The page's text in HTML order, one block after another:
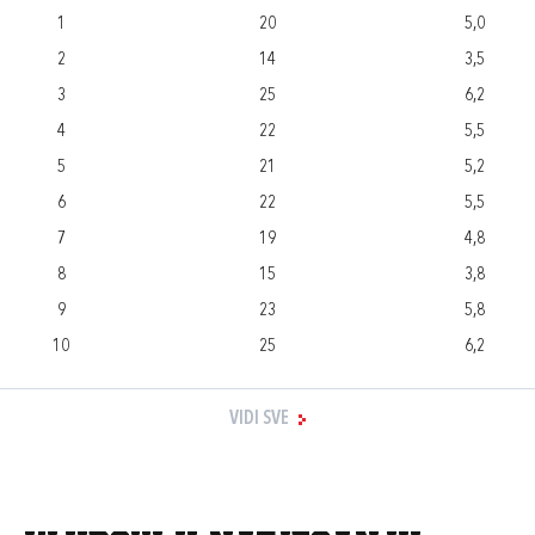
1 20
5,0
2
14
3,5
3
25
6,2
4
22
5,5
5
21
5,2
6
22
5,5
7
19
4,8
8
15
3,8
9
23
5,8
10
25 6,2
VIDI SVE